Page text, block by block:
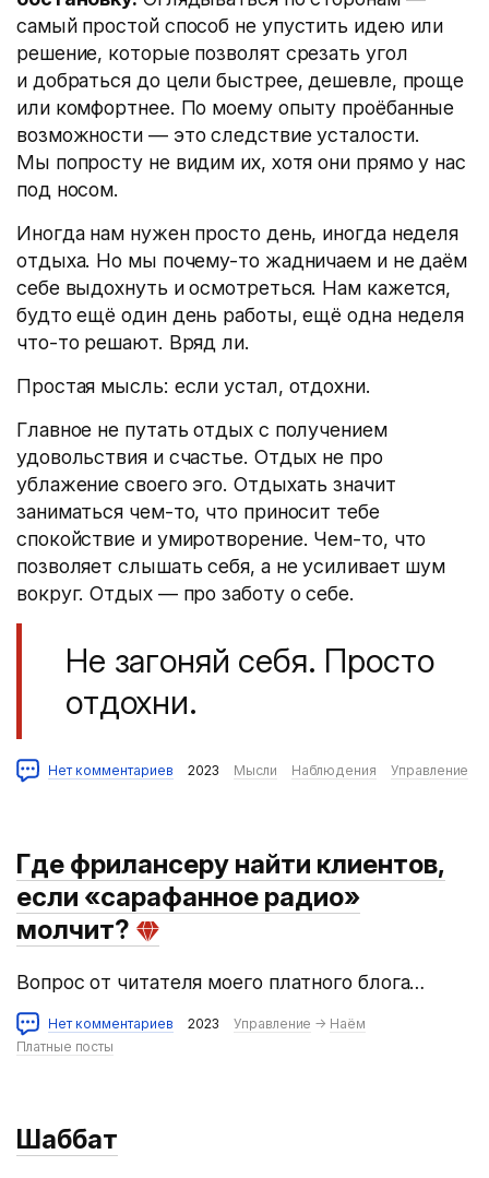
самый простой способ не упустить идею или
решение, которые позволят срезать угол
и добраться до цели быстрее, дешевле, проще
или комфортнее. По моему опыту проёбанные
возможности — это следствие усталости.
Мы попросту не видим их, хотя они прямо у нас
под носом.
Иногда нам нужен просто день, иногда неделя
отдыха. Но мы почему-то жадничаем и не даём
себе выдохнуть и осмотреться. Нам кажется,
будто ещё один день работы, ещё одна неделя
что-то решают. Вряд ли.
Простая мысль: если устал, отдохни.
Главное не путать отдых с получением
удовольствия и счастье. Отдых не про
ублажение своего эго. Отдыхать значит
заниматься чем-то, что приносит тебе
спокойствие и умиротворение. Чем-то, что
позволяет слышать себя, а не усиливает шум
вокруг. Отдых — про заботу о себе.
Не загоняй себя. Просто
отдохни.
Нет комментариев 2023 Мысли Наблюдения Управление
Где фрилансеру найти клиентов,
если «сарафанное радио»
молчит?
Вопрос от читателя моего платного блога…
Нет комментариев 2023 Управление → Наём
Платные посты
Шаббат